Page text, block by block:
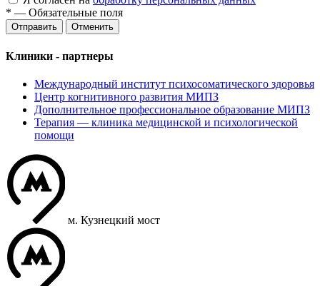
* — Обязательные поля
Отменить
Клиники - партнеры
Международный институт психосоматического здоровья
Центр когнитивного развития МИПЗ
Дополнительное профессиональное образование МИПЗ
Терапия — клиника медицинской и психологической
помощи
м. Кузнецкий мост